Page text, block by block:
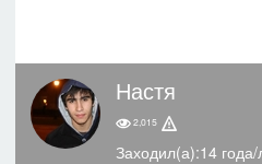
Настя
2,015
Заходил(а):14 года/